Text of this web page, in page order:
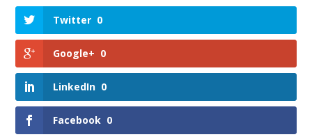
Twitter 0
Google+ 0
LinkedIn 0
Facebook 0